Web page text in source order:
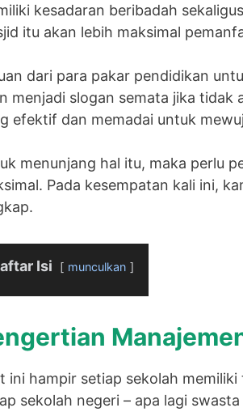
kesadaran beribadah
itu akan lebih maksimal
dari para pakar pendidikan
menjadi slogan semata jika
efektif dan memadai untuk
menunjang hal itu, maka perlu
Pada kesempatan kali ini,
Isi munculkan
ini hampir setiap sekolah
sekolah negeri – apa lagi